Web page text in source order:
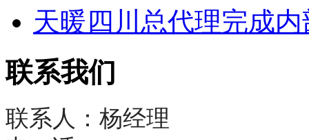
天暖四川总代理完成
联系我们
联系人：杨经理